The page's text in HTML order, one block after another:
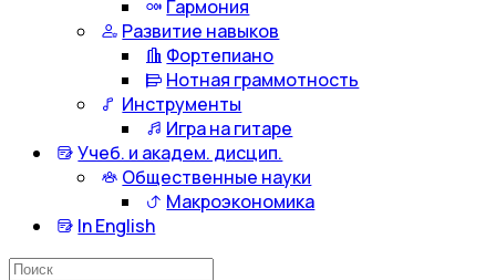
Гармония
Развитие навыков
Фортепиано
Нотная граммотность
Инструменты
Игра на гитаре
Учеб. и академ. дисцип.
Общественные науки
Макроэкономика
In English
Искать: